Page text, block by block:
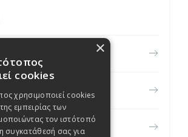
×
cookies
χρησιμοποιεί cookies
εμπειρίας των
τον ιστότοπό
συγκατάθεσή σας για